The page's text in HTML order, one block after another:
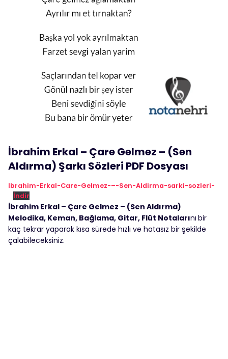
İbrahim Erkal – Çare Gelmez – (Sen
Aldırma) Şarkı Sözleri PDF Dosyası
Ibrahim-Erkal-Care-Gelmez-–-Sen-Aldirma-sarki-sozleri-
İndir
İbrahim Erkal – Çare Gelmez – (Sen Aldırma)
Melodika, Keman, Bağlama, Gitar, Flüt Notalarını bir
kaç tekrar yaparak kısa sürede hızlı ve hatasız bir şekilde
çalabileceksiniz.